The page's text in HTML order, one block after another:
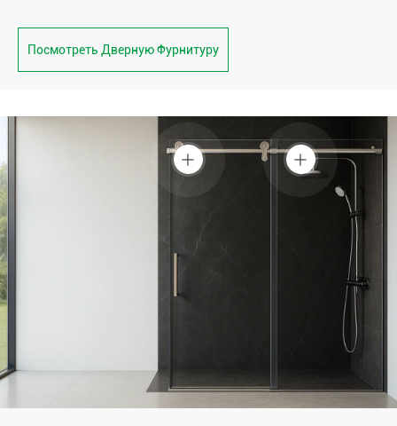
Посмотреть Дверную Фурнитуру